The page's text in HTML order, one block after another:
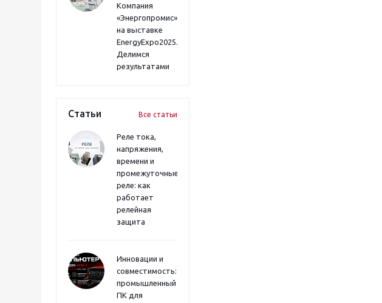
Компания
«Энергопромис»
на выставке
EnergyExpo2025.
Делимся
результатами
Статьи Все статьи
Реле тока,
напряжения,
времени и
промежуточные
реле: как
работает
релейная
защита
Инновации и
совместимость:
промышленный
ПК для